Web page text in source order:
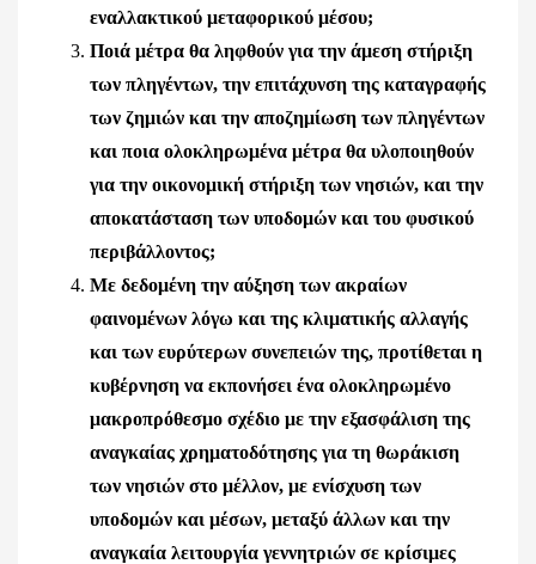
εναλλακτικού μεταφορικού μέσου;
Ποιά μέτρα θα ληφθούν για την άμεση στήριξη
των πληγέντων, την επιτάχυνση της καταγραφής
των ζημιών και την αποζημίωση των πληγέντων
και ποια ολοκληρωμένα μέτρα θα υλοποιηθούν
για την οικονομική στήριξη των νησιών, και την
αποκατάσταση των υποδομών και του φυσικού
περιβάλλοντος;
Με δεδομένη την αύξηση των ακραίων
φαινομένων λόγω και της κλιματικής αλλαγής
και των ευρύτερων συνεπειών της, προτίθεται η
κυβέρνηση να εκπονήσει ένα ολοκληρωμένο
μακροπρόθεσμο σχέδιο με την εξασφάλιση της
αναγκαίας χρηματοδότησης για τη θωράκιση
των νησιών στο μέλλον, με ενίσχυση των
υποδομών και μέσων, μεταξύ άλλων και την
αναγκαία λειτουργία γεννητριών σε κρίσιμες